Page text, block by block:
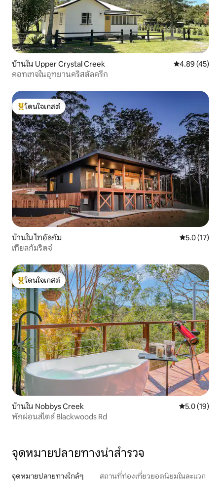
บ้านใน Upper Crystal Creek คะแนนเฉลี่ย
4.89 (45)
คอทเทจในอุทยานคริสตัลครีก
โดนใจเกสต์ที่สุด
โดนใจเกสต์
บ้านใน ไทอัลกัม คะแนนเฉลี่ย
5.0 (17)
เทียลกัมริดจ์
โดนใจเกสต์ที่สุด
โดนใจเกสต์
บ้านใน Nobbys Creek คะแนนเฉลี่ย
5.0 (19)
พักผ่อนสไตล์ Blackwoods Rd
จุดหมายปลายทางน่าสำรวจ
จุดหมายปลายทางใกล้ๆ สถานที่ท่องเที่ยวยอดนิยมในละแวก